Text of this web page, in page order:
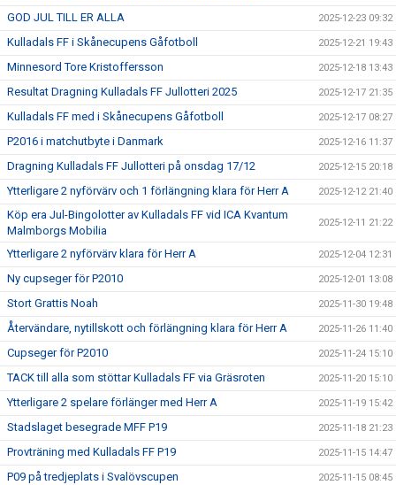
GOD JUL TILL ER ALLA 2025-12-23 09:32
Kulladals FF i Skånecupens Gåfotboll 2025-12-21 19:43
Minnesord Tore Kristoffersson 2025-12-18 13:43
Resultat Dragning Kulladals FF Jullotteri 2025 2025-12-17 21:35
Kulladals FF med i Skånecupens Gåfotboll 2025-12-17 08:27
P2016 i matchutbyte i Danmark 2025-12-16 11:37
Dragning Kulladals FF Jullotteri på onsdag 17/12 2025-12-15 20:18
Ytterligare 2 nyförvärv och 1 förlängning klara för Herr A 2025-12-12 21:40
Köp era Jul-Bingolotter av Kulladals FF vid ICA Kvantum
Malmborgs Mobilia
2025-12-11 21:22
Ytterligare 2 nyförvärv klara för Herr A 2025-12-04 12:31
Ny cupseger för P2010 2025-12-01 13:08
Stort Grattis Noah 2025-11-30 19:48
Återvändare, nytillskott och förlängning klara för Herr A 2025-11-26 11:40
Cupseger för P2010 2025-11-24 15:10
TACK till alla som stöttar Kulladals FF via Gräsroten 2025-11-20 15:10
Ytterligare 2 spelare förlänger med Herr A 2025-11-19 15:42
Stadslaget besegrade MFF P19 2025-11-18 21:23
Provträning med Kulladals FF P19 2025-11-15 14:47
P09 på tredjeplats i Svalövscupen 2025-11-15 08:45